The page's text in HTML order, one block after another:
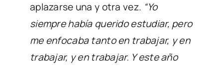
aplazarse una y otra vez. “Yo
siempre había querido estudiar, pero
me enfocaba tanto en trabajar, y en
trabajar, y en trabajar. Y este año